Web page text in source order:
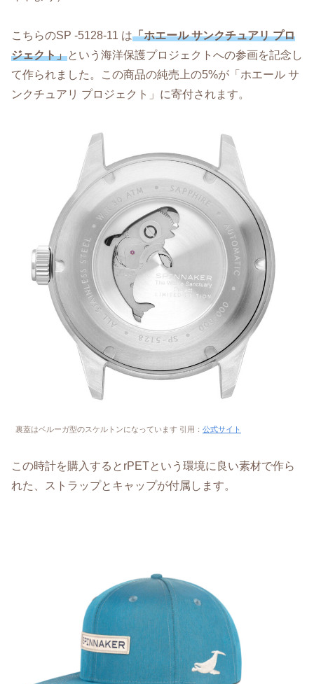
こちらのSP -5128-11 は「ホエール サンクチュアリ プロ
ジェクト」という海洋保護プロジェクトへの参画を記念し
て作られました。この商品の純売上の5%が「ホエール サ
ンクチュアリ プロジェクト」に寄付されます。
裏蓋はベルーガ型のスケルトンになっています 引用： 公式サイト
この時計を購入するとrPETという環境に良い素材で作ら
れた、ストラップとキャップが付属します。